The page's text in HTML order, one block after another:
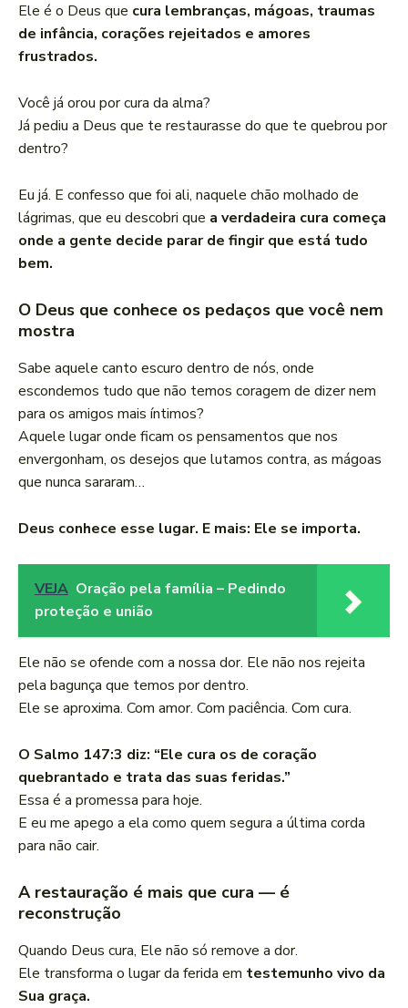
Ele é o Deus que cura lembranças, mágoas, traumas
de infância, corações rejeitados e amores
frustrados.
Você já orou por cura da alma?
Já pediu a Deus que te restaurasse do que te quebrou por
dentro?
Eu já. E confesso que foi ali, naquele chão molhado de
lágrimas, que eu descobri que a verdadeira cura começa
onde a gente decide parar de fingir que está tudo
bem.
O Deus que conhece os pedaços que você nem
mostra
Sabe aquele canto escuro dentro de nós, onde
escondemos tudo que não temos coragem de dizer nem
para os amigos mais íntimos?
Aquele lugar onde ficam os pensamentos que nos
envergonham, os desejos que lutamos contra, as mágoas
que nunca sararam…
Deus conhece esse lugar. E mais: Ele se importa.
VEJA Oração pela família – Pedindo
proteção e união
Ele não se ofende com a nossa dor. Ele não nos rejeita
pela bagunça que temos por dentro.
Ele se aproxima. Com amor. Com paciência. Com cura.
O Salmo 147:3 diz: “Ele cura os de coração
quebrantado e trata das suas feridas.”
Essa é a promessa para hoje.
E eu me apego a ela como quem segura a última corda
para não cair.
A restauração é mais que cura — é
reconstrução
Quando Deus cura, Ele não só remove a dor.
Ele transforma o lugar da ferida em testemunho vivo da
Sua graça.